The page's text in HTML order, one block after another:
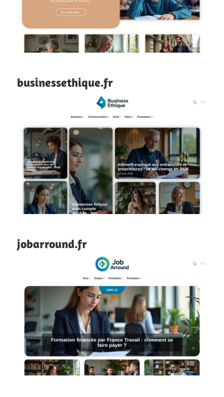
businessethique.fr
jobarround.fr